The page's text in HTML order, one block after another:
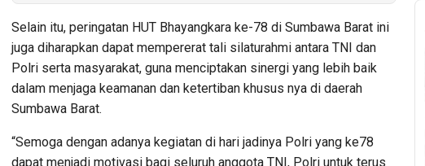
Selain itu, peringatan HUT Bhayangkara ke-78 di Sumbawa Barat ini
juga diharapkan dapat mempererat tali silaturahmi antara TNI dan
Polri serta masyarakat, guna menciptakan sinergi yang lebih baik
dalam menjaga keamanan dan ketertiban khusus nya di daerah
Sumbawa Barat.
“Semoga dengan adanya kegiatan di hari jadinya Polri yang ke78
dapat menjadi motivasi bagi seluruh anggota TNI, Polri untuk terus